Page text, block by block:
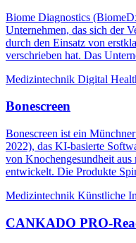
Biome Diagnostics
Unternehmen, das sich der
durch den Einsatz von
verschrieben hat. Das
Medizintechnik Digital
Bonescreen
Bonescreen ist ein
2022), das KI-basierte
von Knochengesundheit
entwickelt. Die Produkte
Medizintechnik Künstliche
CANKADO PRO-